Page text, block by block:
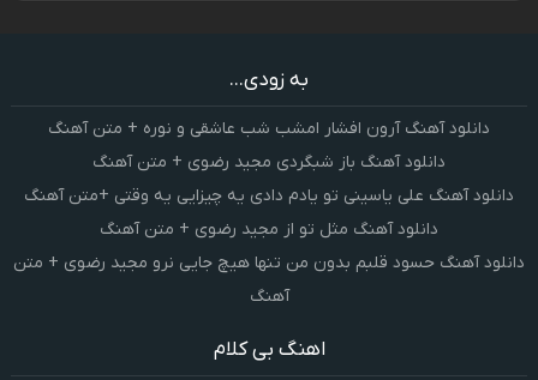
به زودی...
دانلود آهنگ آرون افشار امشب شب عاشقی و نوره + متن آهنگ
دانلود آهنگ باز شبگردی مجید رضوی + متن آهنگ
دانلود آهنگ علی یاسینی تو یادم دادی یه چیزایی یه وقتی +متن آهنگ
دانلود آهنگ مثل تو از مجید رضوی + متن آهنگ
دانلود آهنگ حسود قلبم بدون من تنها هیچ جایی نرو مجید رضوی + متن
آهنگ
اهنگ بی کلام